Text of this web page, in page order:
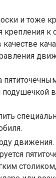
и тоже
крепления к
подушечкой
движения.